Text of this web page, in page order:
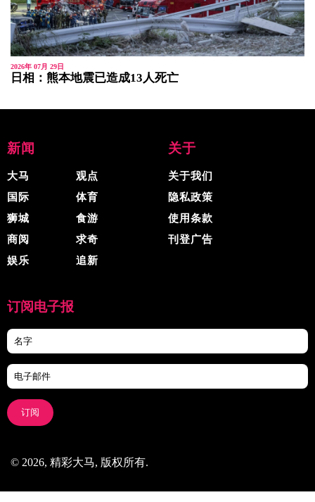
2026年 07月 29日
日相：熊本地震已造成13人死亡
新闻
大马
国际
狮城
商阅
娱乐
观点
体育
食游
求奇
追新
关于
关于我们
隐私政策
使用条款
刊登广告
订阅电子报
订阅
© 2026, 精彩大马, 版权所有.